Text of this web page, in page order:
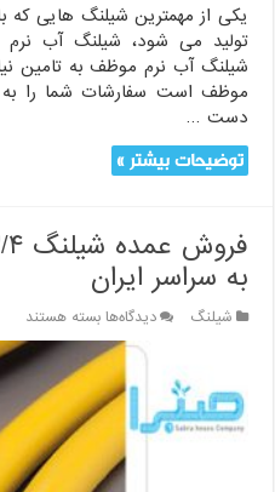
یکی از مهمترین شیلنگ هایی که
تولید می شود، شیلنگ آب
شیلنگ آب نرم موظف به تامین
موظف است سفارشات شما را
دست …
توضیحات بیشتر »
به سراسر ایران
شیلنگ دیدگاه‌هابرای
فروش
عمده
شیلنگ
۳/۴
اینچ
ارزان
+
بسته هستند